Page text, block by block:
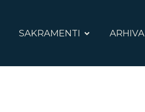
SAKRAMENTI ARHIVA